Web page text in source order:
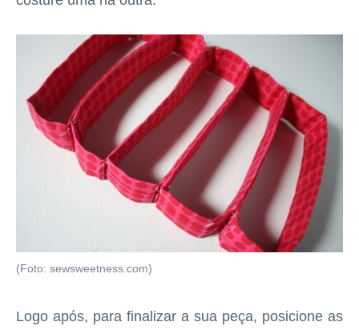
(Foto: sewsweetness.com)
Logo após, para finalizar a sua peça, posicione as